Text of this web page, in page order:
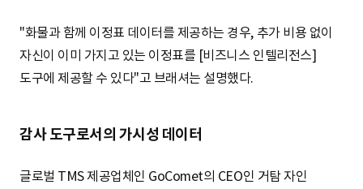
"화물과 함께 이정표 데이터를 제공하는 경우, 추가 비용 없이
자신이 이미 가지고 있는 이정표를 [비즈니스 인텔리전스]
도구에 제공할 수 있다"고 브래셔는 설명했다.
감사 도구로서의 가시성 데이터
글로벌 TMS 제공업체인 GoComet의 CEO인 거탐 자인